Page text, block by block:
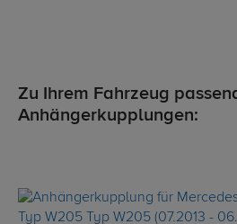
Zu Ihrem Fahrzeug
Anhängerkupplungen: